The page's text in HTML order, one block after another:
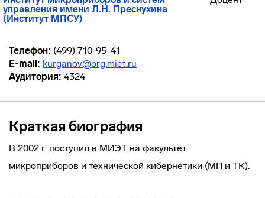
управления имени Л.Н. Преснухина
(Институт МПСУ)
Телефон: (499) 710-95-41
E-mail: kurganov@org.miet.ru
Аудитория: 4324
Краткая биография
В 2002 г. поступил в МИЭТ на факультет
микроприборов и технической кибернетики (МП и ТК).